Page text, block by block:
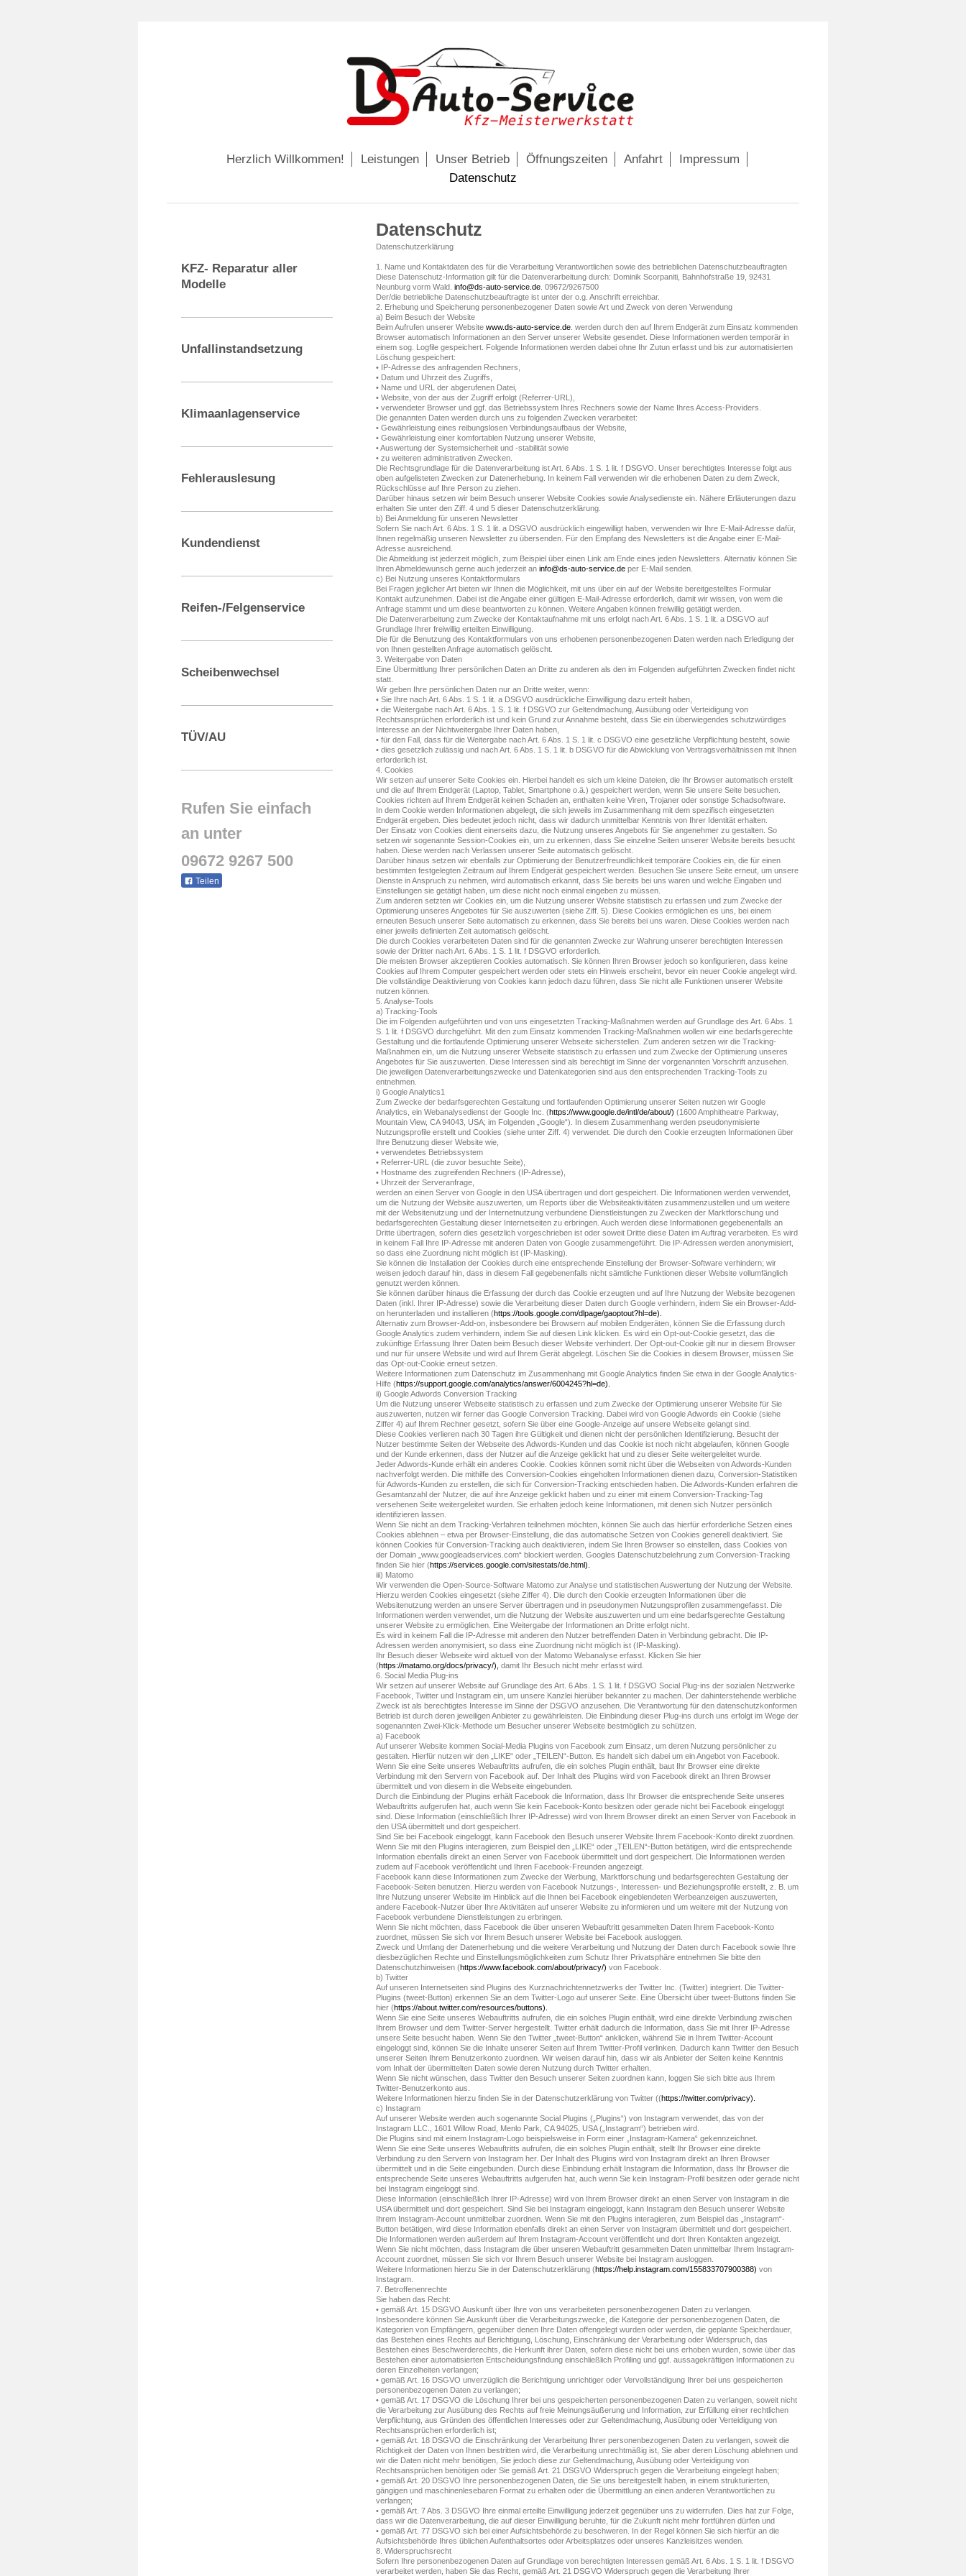
Herzlich Willkommen! Leistungen Unser Betrieb Öffnungszeiten Anfahrt
Impressum
Datenschutz
Datenschutz
Datenschutzerklärung
1. Name und Kontaktdaten des für die Verarbeitung Verantwortlichen sowie des betrieblichen Datenschutzbeauftragten
Diese Datenschutz-Information gilt für die Datenverarbeitung durch: Dominik Scorpaniti, Bahnhofstraße 19, 92431
Neunburg vorm Wald. info@ds-auto-service.de. 09672/9267500
Der/die betriebliche Datenschutzbeauftragte ist unter der o.g. Anschrift erreichbar.
2. Erhebung und Speicherung personenbezogener Daten sowie Art und Zweck von deren Verwendung
a) Beim Besuch der Website
Beim Aufrufen unserer Website www.ds-auto-service.de. werden durch den auf Ihrem Endgerät zum Einsatz kommenden
Browser automatisch Informationen an den Server unserer Website gesendet. Diese Informationen werden temporär in
einem sog. Logfile gespeichert. Folgende Informationen werden dabei ohne Ihr Zutun erfasst und bis zur automatisierten
Löschung gespeichert:
• IP-Adresse des anfragenden Rechners,
• Datum und Uhrzeit des Zugriffs,
• Name und URL der abgerufenen Datei,
• Website, von der aus der Zugriff erfolgt (Referrer-URL),
• verwendeter Browser und ggf. das Betriebssystem Ihres Rechners sowie der Name Ihres Access-Providers.
Die genannten Daten werden durch uns zu folgenden Zwecken verarbeitet:
• Gewährleistung eines reibungslosen Verbindungsaufbaus der Website,
• Gewährleistung einer komfortablen Nutzung unserer Website,
• Auswertung der Systemsicherheit und -stabilität sowie
• zu weiteren administrativen Zwecken.
Die Rechtsgrundlage für die Datenverarbeitung ist Art. 6 Abs. 1 S. 1 lit. f DSGVO. Unser berechtigtes Interesse folgt aus
oben aufgelisteten Zwecken zur Datenerhebung. In keinem Fall verwenden wir die erhobenen Daten zu dem Zweck,
Rückschlüsse auf Ihre Person zu ziehen.
Darüber hinaus setzen wir beim Besuch unserer Website Cookies sowie Analysedienste ein. Nähere Erläuterungen dazu
erhalten Sie unter den Ziff. 4 und 5 dieser Datenschutzerklärung.
b) Bei Anmeldung für unseren Newsletter
Sofern Sie nach Art. 6 Abs. 1 S. 1 lit. a DSGVO ausdrücklich eingewilligt haben, verwenden wir Ihre E-Mail-Adresse dafür,
Ihnen regelmäßig unseren Newsletter zu übersenden. Für den Empfang des Newsletters ist die Angabe einer E-Mail-
Adresse ausreichend.
Die Abmeldung ist jederzeit möglich, zum Beispiel über einen Link am Ende eines jeden Newsletters. Alternativ können Sie
Ihren Abmeldewunsch gerne auch jederzeit an info@ds-auto-service.deper E-Mail senden.
c) Bei Nutzung unseres Kontaktformulars
Bei Fragen jeglicher Art bieten wir Ihnen die Möglichkeit, mit uns über ein auf der Website bereitgestelltes Formular
Kontakt aufzunehmen. Dabei ist die Angabe einer gültigen E-Mail-Adresse erforderlich, damit wir wissen, von wem die
Anfrage stammt und um diese beantworten zu können. Weitere Angaben können freiwillig getätigt werden.
Die Datenverarbeitung zum Zwecke der Kontaktaufnahme mit uns erfolgt nach Art. 6 Abs. 1 S. 1 lit. a DSGVO auf
Grundlage Ihrer freiwillig erteilten Einwilligung.
Die für die Benutzung des Kontaktformulars von uns erhobenen personenbezogenen Daten werden nach Erledigung der
von Ihnen gestellten Anfrage automatisch gelöscht.
3. Weitergabe von Daten
Eine Übermittlung Ihrer persönlichen Daten an Dritte zu anderen als den im Folgenden aufgeführten Zwecken findet nicht
statt.
Wir geben Ihre persönlichen Daten nur an Dritte weiter, wenn:
• Sie Ihre nach Art. 6 Abs. 1 S. 1 lit. a DSGVO ausdrückliche Einwilligung dazu erteilt haben,
• die Weitergabe nach Art. 6 Abs. 1 S. 1 lit. f DSGVO zur Geltendmachung, Ausübung oder Verteidigung von
Rechtsansprüchen erforderlich ist und kein Grund zur Annahme besteht, dass Sie ein überwiegendes schutzwürdiges
Interesse an der Nichtweitergabe Ihrer Daten haben,
• für den Fall, dass für die Weitergabe nach Art. 6 Abs. 1 S. 1 lit. c DSGVO eine gesetzliche Verpflichtung besteht, sowie
• dies gesetzlich zulässig und nach Art. 6 Abs. 1 S. 1 lit. b DSGVO für die Abwicklung von Vertragsverhältnissen mit Ihnen
erforderlich ist.
4. Cookies
Wir setzen auf unserer Seite Cookies ein. Hierbei handelt es sich um kleine Dateien, die Ihr Browser automatisch erstellt
und die auf Ihrem Endgerät (Laptop, Tablet, Smartphone o.ä.) gespeichert werden, wenn Sie unsere Seite besuchen.
Cookies richten auf Ihrem Endgerät keinen Schaden an, enthalten keine Viren, Trojaner oder sonstige Schadsoftware.
In dem Cookie werden Informationen abgelegt, die sich jeweils im Zusammenhang mit dem spezifisch eingesetzten
Endgerät ergeben. Dies bedeutet jedoch nicht, dass wir dadurch unmittelbar Kenntnis von Ihrer Identität erhalten.
Der Einsatz von Cookies dient einerseits dazu, die Nutzung unseres Angebots für Sie angenehmer zu gestalten. So
setzen wir sogenannte Session-Cookies ein, um zu erkennen, dass Sie einzelne Seiten unserer Website bereits besucht
haben. Diese werden nach Verlassen unserer Seite automatisch gelöscht.
Darüber hinaus setzen wir ebenfalls zur Optimierung der Benutzerfreundlichkeit temporäre Cookies ein, die für einen
bestimmten festgelegten Zeitraum auf Ihrem Endgerät gespeichert werden. Besuchen Sie unsere Seite erneut, um unsere
Dienste in Anspruch zu nehmen, wird automatisch erkannt, dass Sie bereits bei uns waren und welche Eingaben und
Einstellungen sie getätigt haben, um diese nicht noch einmal eingeben zu müssen.
Zum anderen setzten wir Cookies ein, um die Nutzung unserer Website statistisch zu erfassen und zum Zwecke der
Optimierung unseres Angebotes für Sie auszuwerten (siehe Ziff. 5). Diese Cookies ermöglichen es uns, bei einem
erneuten Besuch unserer Seite automatisch zu erkennen, dass Sie bereits bei uns waren. Diese Cookies werden nach
einer jeweils definierten Zeit automatisch gelöscht.
Die durch Cookies verarbeiteten Daten sind für die genannten Zwecke zur Wahrung unserer berechtigten Interessen
sowie der Dritter nach Art. 6 Abs. 1 S. 1 lit. f DSGVO erforderlich.
Die meisten Browser akzeptieren Cookies automatisch. Sie können Ihren Browser jedoch so konfigurieren, dass keine
Cookies auf Ihrem Computer gespeichert werden oder stets ein Hinweis erscheint, bevor ein neuer Cookie angelegt wird.
Die vollständige Deaktivierung von Cookies kann jedoch dazu führen, dass Sie nicht alle Funktionen unserer Website
nutzen können.
5. Analyse-Tools
a) Tracking-Tools
Die im Folgenden aufgeführten und von uns eingesetzten Tracking-Maßnahmen werden auf Grundlage des Art. 6 Abs. 1
S. 1 lit. f DSGVO durchgeführt. Mit den zum Einsatz kommenden Tracking-Maßnahmen wollen wir eine bedarfsgerechte
Gestaltung und die fortlaufende Optimierung unserer Webseite sicherstellen. Zum anderen setzen wir die Tracking-
Maßnahmen ein, um die Nutzung unserer Webseite statistisch zu erfassen und zum Zwecke der Optimierung unseres
Angebotes für Sie auszuwerten. Diese Interessen sind als berechtigt im Sinne der vorgenannten Vorschrift anzusehen.
Die jeweiligen Datenverarbeitungszwecke und Datenkategorien sind aus den entsprechenden Tracking-Tools zu
entnehmen.
i) Google Analytics1
Zum Zwecke der bedarfsgerechten Gestaltung und fortlaufenden Optimierung unserer Seiten nutzen wir Google
Analytics, ein Webanalysedienst der Google Inc. (https://www.google.de/intl/de/about/) (1600 Amphitheatre Parkway,
Mountain View, CA 94043, USA; im Folgenden „Google“). In diesem Zusammenhang werden pseudonymisierte
Nutzungsprofile erstellt und Cookies (siehe unter Ziff. 4) verwendet. Die durch den Cookie erzeugten Informationen über
Ihre Benutzung dieser Website wie,
• verwendetes Betriebssystem
• Referrer-URL (die zuvor besuchte Seite),
• Hostname des zugreifenden Rechners (IP-Adresse),
• Uhrzeit der Serveranfrage,
werden an einen Server von Google in den USA übertragen und dort gespeichert. Die Informationen werden verwendet,
um die Nutzung der Website auszuwerten, um Reports über die Websiteaktivitäten zusammenzustellen und um weitere
mit der Websitenutzung und der Internetnutzung verbundene Dienstleistungen zu Zwecken der Marktforschung und
bedarfsgerechten Gestaltung dieser Internetseiten zu erbringen. Auch werden diese Informationen gegebenenfalls an
Dritte übertragen, sofern dies gesetzlich vorgeschrieben ist oder soweit Dritte diese Daten im Auftrag verarbeiten. Es wird
in keinem Fall Ihre IP-Adresse mit anderen Daten von Google zusammengeführt. Die IP-Adressen werden anonymisiert,
so dass eine Zuordnung nicht möglich ist (IP-Masking).
Sie können die Installation der Cookies durch eine entsprechende Einstellung der Browser-Software verhindern; wir
weisen jedoch darauf hin, dass in diesem Fall gegebenenfalls nicht sämtliche Funktionen dieser Website vollumfänglich
genutzt werden können.
Sie können darüber hinaus die Erfassung der durch das Cookie erzeugten und auf Ihre Nutzung der Website bezogenen
Daten (inkl. Ihrer IP-Adresse) sowie die Verarbeitung dieser Daten durch Google verhindern, indem Sie ein Browser-Add-
on herunterladen und installieren (https://tools.google.com/dlpage/gaoptout?hl=de).
Alternativ zum Browser-Add-on, insbesondere bei Browsern auf mobilen Endgeräten, können Sie die Erfassung durch
Google Analytics zudem verhindern, indem Sie auf diesen Link klicken. Es wird ein Opt-out-Cookie gesetzt, das die
zukünftige Erfassung Ihrer Daten beim Besuch dieser Website verhindert. Der Opt-out-Cookie gilt nur in diesem Browser
und nur für unsere Website und wird auf Ihrem Gerät abgelegt. Löschen Sie die Cookies in diesem Browser, müssen Sie
das Opt-out-Cookie erneut setzen.
Weitere Informationen zum Datenschutz im Zusammenhang mit Google Analytics finden Sie etwa in der Google Analytics-
Hilfe (https://support.google.com/analytics/answer/6004245?hl=de).
ii) Google Adwords Conversion Tracking
Um die Nutzung unserer Webseite statistisch zu erfassen und zum Zwecke der Optimierung unserer Website für Sie
auszuwerten, nutzen wir ferner das Google Conversion Tracking. Dabei wird von Google Adwords ein Cookie (siehe
Ziffer 4) auf Ihrem Rechner gesetzt, sofern Sie über eine Google-Anzeige auf unsere Webseite gelangt sind.
Diese Cookies verlieren nach 30 Tagen ihre Gültigkeit und dienen nicht der persönlichen Identifizierung. Besucht der
Nutzer bestimmte Seiten der Webseite des Adwords-Kunden und das Cookie ist noch nicht abgelaufen, können Google
und der Kunde erkennen, dass der Nutzer auf die Anzeige geklickt hat und zu dieser Seite weitergeleitet wurde.
Jeder Adwords-Kunde erhält ein anderes Cookie. Cookies können somit nicht über die Webseiten von Adwords-Kunden
nachverfolgt werden. Die mithilfe des Conversion-Cookies eingeholten Informationen dienen dazu, Conversion-Statistiken
für Adwords-Kunden zu erstellen, die sich für Conversion-Tracking entschieden haben. Die Adwords-Kunden erfahren die
Gesamtanzahl der Nutzer, die auf ihre Anzeige geklickt haben und zu einer mit einem Conversion-Tracking-Tag
versehenen Seite weitergeleitet wurden. Sie erhalten jedoch keine Informationen, mit denen sich Nutzer persönlich
identifizieren lassen.
Wenn Sie nicht an dem Tracking-Verfahren teilnehmen möchten, können Sie auch das hierfür erforderliche Setzen eines
Cookies ablehnen – etwa per Browser-Einstellung, die das automatische Setzen von Cookies generell deaktiviert. Sie
können Cookies für Conversion-Tracking auch deaktivieren, indem Sie Ihren Browser so einstellen, dass Cookies von
der Domain „www.googleadservices.com“ blockiert werden. Googles Datenschutzbelehrung zum Conversion-Tracking
finden Sie hier (https://services.google.com/sitestats/de.html).
iii) Matomo
Wir verwenden die Open-Source-Software Matomo zur Analyse und statistischen Auswertung der Nutzung der Website.
Hierzu werden Cookies eingesetzt (siehe Ziffer 4). Die durch den Cookie erzeugten Informationen über die
Websitenutzung werden an unsere Server übertragen und in pseudonymen Nutzungsprofilen zusammengefasst. Die
Informationen werden verwendet, um die Nutzung der Website auszuwerten und um eine bedarfsgerechte Gestaltung
unserer Website zu ermöglichen. Eine Weitergabe der Informationen an Dritte erfolgt nicht.
Es wird in keinem Fall die IP-Adresse mit anderen den Nutzer betreffenden Daten in Verbindung gebracht. Die IP-
Adressen werden anonymisiert, so dass eine Zuordnung nicht möglich ist (IP-Masking).
Ihr Besuch dieser Webseite wird aktuell von der Matomo Webanalyse erfasst. Klicken Sie hier
(https://matamo.org/docs/privacy/), damit Ihr Besuch nicht mehr erfasst wird.
6. Social Media Plug-ins
Wir setzen auf unserer Website auf Grundlage des Art. 6 Abs. 1 S. 1 lit. f DSGVO Social Plug-ins der sozialen Netzwerke
Facebook, Twitter und Instagram ein, um unsere Kanzlei hierüber bekannter zu machen. Der dahinterstehende werbliche
Zweck ist als berechtigtes Interesse im Sinne der DSGVO anzusehen. Die Verantwortung für den datenschutzkonformen
Betrieb ist durch deren jeweiligen Anbieter zu gewährleisten. Die Einbindung dieser Plug-ins durch uns erfolgt im Wege der
sogenannten Zwei-Klick-Methode um Besucher unserer Webseite bestmöglich zu schützen.
a) Facebook
Auf unserer Website kommen Social-Media Plugins von Facebook zum Einsatz, um deren Nutzung persönlicher zu
gestalten. Hierfür nutzen wir den „LIKE“ oder „TEILEN“-Button. Es handelt sich dabei um ein Angebot von Facebook.
Wenn Sie eine Seite unseres Webauftritts aufrufen, die ein solches Plugin enthält, baut Ihr Browser eine direkte
Verbindung mit den Servern von Facebook auf. Der Inhalt des Plugins wird von Facebook direkt an Ihren Browser
übermittelt und von diesem in die Webseite eingebunden.
Durch die Einbindung der Plugins erhält Facebook die Information, dass Ihr Browser die entsprechende Seite unseres
Webauftritts aufgerufen hat, auch wenn Sie kein Facebook-Konto besitzen oder gerade nicht bei Facebook eingeloggt
sind. Diese Information (einschließlich Ihrer IP-Adresse) wird von Ihrem Browser direkt an einen Server von Facebook in
den USA übermittelt und dort gespeichert.
Sind Sie bei Facebook eingeloggt, kann Facebook den Besuch unserer Website Ihrem Facebook-Konto direkt zuordnen.
Wenn Sie mit den Plugins interagieren, zum Beispiel den „LIKE“ oder „TEILEN“-Button betätigen, wird die entsprechende
Information ebenfalls direkt an einen Server von Facebook übermittelt und dort gespeichert. Die Informationen werden
zudem auf Facebook veröffentlicht und Ihren Facebook-Freunden angezeigt.
Facebook kann diese Informationen zum Zwecke der Werbung, Marktforschung und bedarfsgerechten Gestaltung der
Facebook-Seiten benutzen. Hierzu werden von Facebook Nutzungs-, Interessen- und Beziehungsprofile erstellt, z. B. um
Ihre Nutzung unserer Website im Hinblick auf die Ihnen bei Facebook eingeblendeten Werbeanzeigen auszuwerten,
andere Facebook-Nutzer über Ihre Aktivitäten auf unserer Website zu informieren und um weitere mit der Nutzung von
Facebook verbundene Dienstleistungen zu erbringen.
Wenn Sie nicht möchten, dass Facebook die über unseren Webauftritt gesammelten Daten Ihrem Facebook-Konto
zuordnet, müssen Sie sich vor Ihrem Besuch unserer Website bei Facebook ausloggen.
Zweck und Umfang der Datenerhebung und die weitere Verarbeitung und Nutzung der Daten durch Facebook sowie Ihre
diesbezüglichen Rechte und Einstellungsmöglichkeiten zum Schutz Ihrer Privatsphäre entnehmen Sie bitte den
Datenschutzhinweisen (https://www.facebook.com/about/privacy/) von Facebook.
b) Twitter
Auf unseren Internetseiten sind Plugins des Kurznachrichtennetzwerks der Twitter Inc. (Twitter) integriert. Die Twitter-
Plugins (tweet-Button) erkennen Sie an dem Twitter-Logo auf unserer Seite. Eine Übersicht über tweet-Buttons finden Sie
hier (https://about.twitter.com/resources/buttons).
Wenn Sie eine Seite unseres Webauftritts aufrufen, die ein solches Plugin enthält, wird eine direkte Verbindung zwischen
Ihrem Browser und dem Twitter-Server hergestellt. Twitter erhält dadurch die Information, dass Sie mit Ihrer IP-Adresse
unsere Seite besucht haben. Wenn Sie den Twitter „tweet-Button“ anklicken, während Sie in Ihrem Twitter-Account
eingeloggt sind, können Sie die Inhalte unserer Seiten auf Ihrem Twitter-Profil verlinken. Dadurch kann Twitter den Besuch
unserer Seiten Ihrem Benutzerkonto zuordnen. Wir weisen darauf hin, dass wir als Anbieter der Seiten keine Kenntnis
vom Inhalt der übermittelten Daten sowie deren Nutzung durch Twitter erhalten.
Wenn Sie nicht wünschen, dass Twitter den Besuch unserer Seiten zuordnen kann, loggen Sie sich bitte aus Ihrem
Twitter-Benutzerkonto aus.
Weitere Informationen hierzu finden Sie in der Datenschutzerklärung von Twitter ((https://twitter.com/privacy).
c) Instagram
Auf unserer Website werden auch sogenannte Social Plugins („Plugins“) von Instagram verwendet, das von der
Instagram LLC., 1601 Willow Road, Menlo Park, CA 94025, USA („Instagram“) betrieben wird.
Die Plugins sind mit einem Instagram-Logo beispielsweise in Form einer „Instagram-Kamera“ gekennzeichnet.
Wenn Sie eine Seite unseres Webauftritts aufrufen, die ein solches Plugin enthält, stellt Ihr Browser eine direkte
Verbindung zu den Servern von Instagram her. Der Inhalt des Plugins wird von Instagram direkt an Ihren Browser
übermittelt und in die Seite eingebunden. Durch diese Einbindung erhält Instagram die Information, dass Ihr Browser die
entsprechende Seite unseres Webauftritts aufgerufen hat, auch wenn Sie kein Instagram-Profil besitzen oder gerade nicht
bei Instagram eingeloggt sind.
Diese Information (einschließlich Ihrer IP-Adresse) wird von Ihrem Browser direkt an einen Server von Instagram in die
USA übermittelt und dort gespeichert. Sind Sie bei Instagram eingeloggt, kann Instagram den Besuch unserer Website
Ihrem Instagram-Account unmittelbar zuordnen. Wenn Sie mit den Plugins interagieren, zum Beispiel das „Instagram“-
Button betätigen, wird diese Information ebenfalls direkt an einen Server von Instagram übermittelt und dort gespeichert.
Die Informationen werden außerdem auf Ihrem Instagram-Account veröffentlicht und dort Ihren Kontakten angezeigt.
Wenn Sie nicht möchten, dass Instagram die über unseren Webauftritt gesammelten Daten unmittelbar Ihrem Instagram-
Account zuordnet, müssen Sie sich vor Ihrem Besuch unserer Website bei Instagram ausloggen.
Weitere Informationen hierzu Sie in der Datenschutzerklärung (https://help.instagram.com/155833707900388) von
Instagram.
7. Betroffenenrechte
Sie haben das Recht:
• gemäß Art. 15 DSGVO Auskunft über Ihre von uns verarbeiteten personenbezogenen Daten zu verlangen.
Insbesondere können Sie Auskunft über die Verarbeitungszwecke, die Kategorie der personenbezogenen Daten, die
Kategorien von Empfängern, gegenüber denen Ihre Daten offengelegt wurden oder werden, die geplante Speicherdauer,
das Bestehen eines Rechts auf Berichtigung, Löschung, Einschränkung der Verarbeitung oder Widerspruch, das
Bestehen eines Beschwerderechts, die Herkunft ihrer Daten, sofern diese nicht bei uns erhoben wurden, sowie über das
Bestehen einer automatisierten Entscheidungsfindung einschließlich Profiling und ggf. aussagekräftigen Informationen zu
deren Einzelheiten verlangen;
• gemäß Art. 16 DSGVO unverzüglich die Berichtigung unrichtiger oder Vervollständigung Ihrer bei uns gespeicherten
personenbezogenen Daten zu verlangen;
• gemäß Art. 17 DSGVO die Löschung Ihrer bei uns gespeicherten personenbezogenen Daten zu verlangen, soweit nicht
die Verarbeitung zur Ausübung des Rechts auf freie Meinungsäußerung und Information, zur Erfüllung einer rechtlichen
Verpflichtung, aus Gründen des öffentlichen Interesses oder zur Geltendmachung, Ausübung oder Verteidigung von
Rechtsansprüchen erforderlich ist;
• gemäß Art. 18 DSGVO die Einschränkung der Verarbeitung Ihrer personenbezogenen Daten zu verlangen, soweit die
Richtigkeit der Daten von Ihnen bestritten wird, die Verarbeitung unrechtmäßig ist, Sie aber deren Löschung ablehnen und
wir die Daten nicht mehr benötigen, Sie jedoch diese zur Geltendmachung, Ausübung oder Verteidigung von
Rechtsansprüchen benötigen oder Sie gemäß Art. 21 DSGVO Widerspruch gegen die Verarbeitung eingelegt haben;
• gemäß Art. 20 DSGVO Ihre personenbezogenen Daten, die Sie uns bereitgestellt haben, in einem strukturierten,
gängigen und maschinenlesebaren Format zu erhalten oder die Übermittlung an einen anderen Verantwortlichen zu
verlangen;
• gemäß Art. 7 Abs. 3 DSGVO Ihre einmal erteilte Einwilligung jederzeit gegenüber uns zu widerrufen. Dies hat zur Folge,
dass wir die Datenverarbeitung, die auf dieser Einwilligung beruhte, für die Zukunft nicht mehr fortführen dürfen und
• gemäß Art. 77 DSGVO sich bei einer Aufsichtsbehörde zu beschweren. In der Regel können Sie sich hierfür an die
Aufsichtsbehörde Ihres üblichen Aufenthaltsortes oder Arbeitsplatzes oder unseres Kanzleisitzes wenden.
8. Widerspruchsrecht
Sofern Ihre personenbezogenen Daten auf Grundlage von berechtigten Interessen gemäß Art. 6 Abs. 1 S. 1 lit. f DSGVO
verarbeitet werden, haben Sie das Recht, gemäß Art. 21 DSGVO Widerspruch gegen die Verarbeitung Ihrer
KFZ- Reparatur aller
Modelle
Unfallinstandsetzung
Klimaanlagenservice
Fehlerauslesung
Kundendienst
Reifen-/Felgenservice
Scheibenwechsel
TÜV/AU
Rufen Sie einfach
an unter
09672 9267 500
Teilen